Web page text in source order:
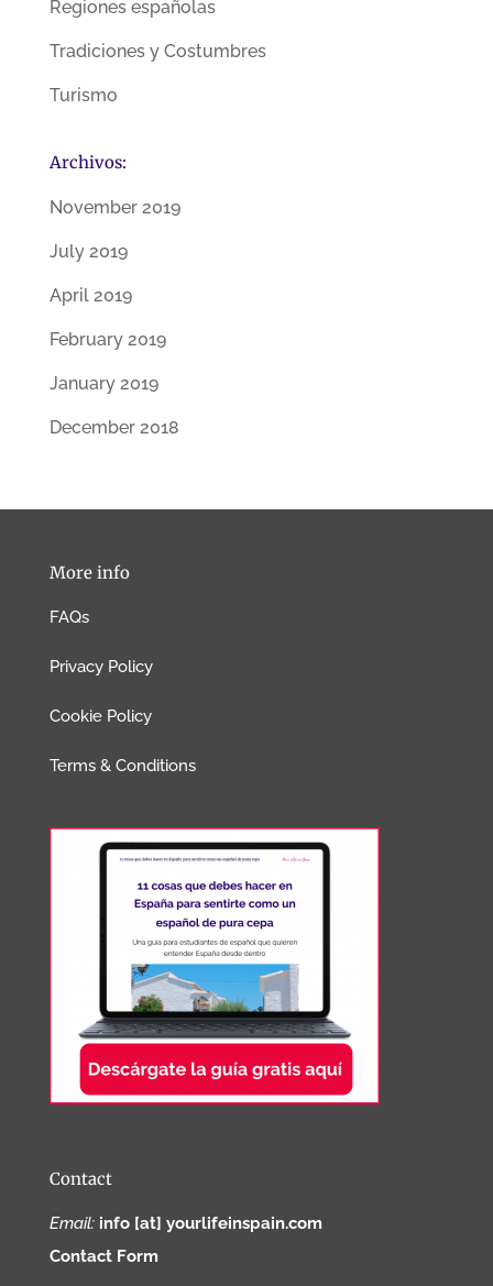
Regiones españolas
Tradiciones y Costumbres
Turismo
Archivos:
November 2019
July 2019
April 2019
February 2019
January 2019
December 2018
More info
FAQs
Privacy Policy
Cookie Policy
Terms & Conditions
Contact
Email: info [at] yourlifeinspain.com
Contact Form